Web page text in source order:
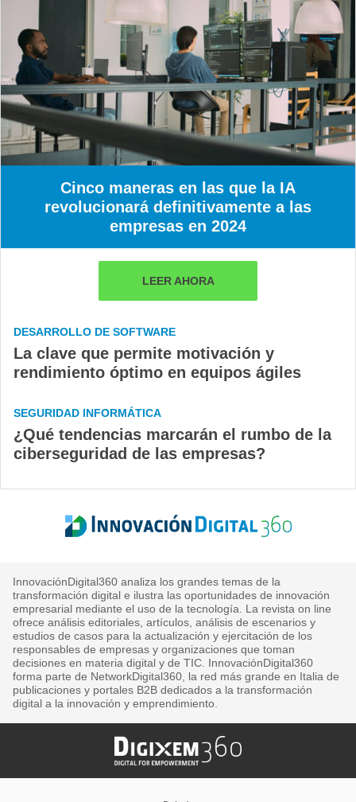
Cinco maneras en las que la IA
revolucionará definitivamente a las
empresas en 2024
LEER AHORA
DESARROLLO DE SOFTWARE
La clave que permite motivación y
rendimiento óptimo en equipos ágiles
SEGURIDAD INFORMÁTICA
¿Qué tendencias marcarán el rumbo de la
ciberseguridad de las empresas?
InnovaciónDigital360 analiza los grandes temas de la
transformación digital e ilustra las oportunidades de innovación
empresarial mediante el uso de la tecnología. La revista on line
ofrece análisis editoriales, artículos, análisis de escenarios y
estudios de casos para la actualización y ejercitación de los
responsables de empresas y organizaciones que toman
decisiones en materia digital y de TIC. InnovaciónDigital360
forma parte de NetworkDigital360, la red más grande en Italia de
publicaciones y portales B2B dedicados a la transformación
digital a la innovación y emprendimiento.